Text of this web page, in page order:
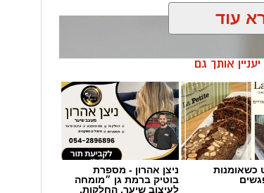
עוד
יעניין אותך גם
כשאומנות
ניצן אהרון - מספרת
בוטיק ברמת גן ״מומחה
לעיצוב שיער, החלקות,